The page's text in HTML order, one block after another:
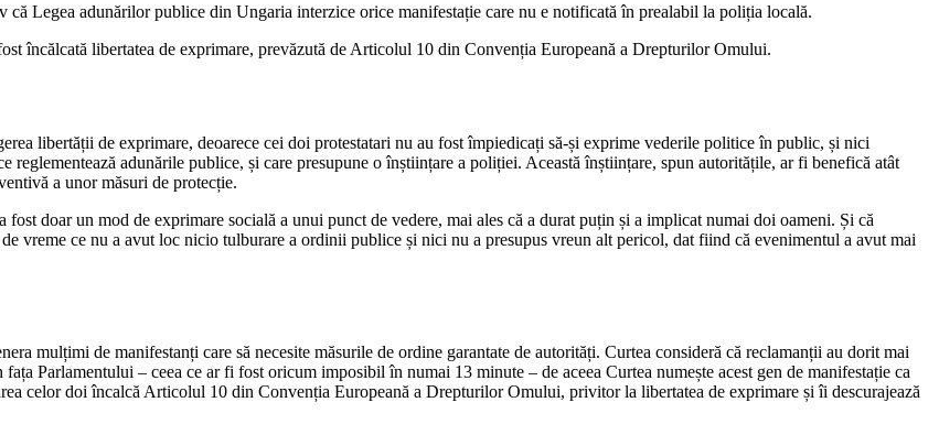
Legea adunărilor publice din Ungaria interzice orice manifestație care nu e notificată în prealabil la poliția locală.
încălcată libertatea de exprimare, prevăzută de Articolul 10 din Convenția Europeană a Drepturilor Omului.
libertății de exprimare, deoarece cei doi protestatari nu au fost împiedicați să-și exprime vederile politice în public, și nici
reglementează adunările publice, și care presupune o înștiințare a poliției. Această înștiințare, spun autoritățile, ar fi benefică atât
a unor măsuri de protecție.
doar un mod de exprimare socială a unui punct de vedere, mai ales că a durat puțin și a implicat numai doi oameni. Și că
vreme ce nu a avut loc nicio tulburare a ordinii publice și nici nu a presupus vreun alt pericol, dat fiind că evenimentul a avut mai
mulțimi de manifestanți care să necesite măsurile de ordine garantate de autorități. Curtea consideră că reclamanții au dorit mai
Parlamentului – ceea ce ar fi fost oricum imposibil în numai 13 minute – de aceea Curtea numește acest gen de manifestație ca
celor doi încalcă Articolul 10 din Convenția Europeană a Drepturilor Omului, privitor la libertatea de exprimare și îi descurajează